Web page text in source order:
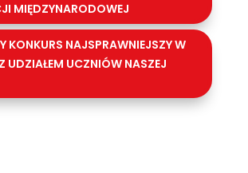
MIĘDZYNARODOWEJ
KONKURS NAJSPRAWNIEJSZY W
UDZIAŁEM UCZNIÓW NASZEJ